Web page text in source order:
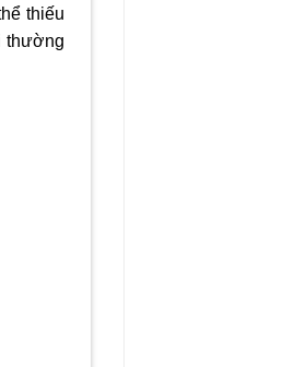
thiếu
thường